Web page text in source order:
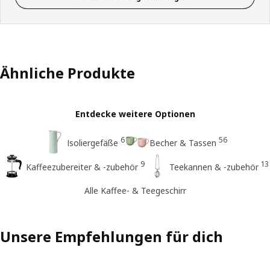
Ähnliche Produkte
Entdecke weitere Optionen
Isoliergefäße 6 Becher & Tassen 56
Kaffeezubereiter & -zubehör 9 Teekannen & -zubehör 13
Alle Kaffee- & Teegeschirr
Unsere Empfehlungen für dich